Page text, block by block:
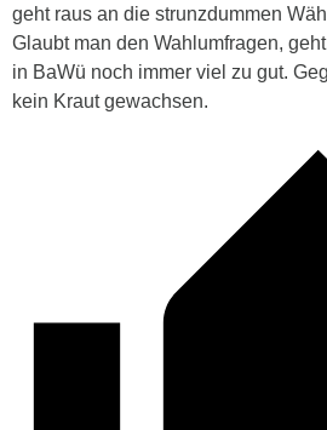
geht raus an die strunzdummen
Glaubt man den Wahlumfragen,
in BaWü noch immer viel zu gut.
kein Kraut gewachsen.